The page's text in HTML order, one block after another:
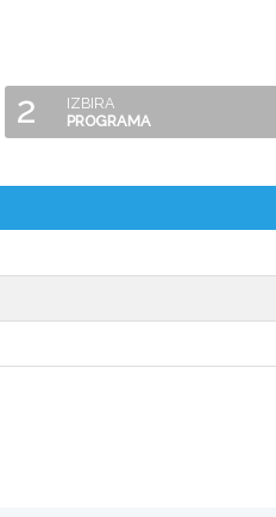
2
IZBIRA
PROGRAMA